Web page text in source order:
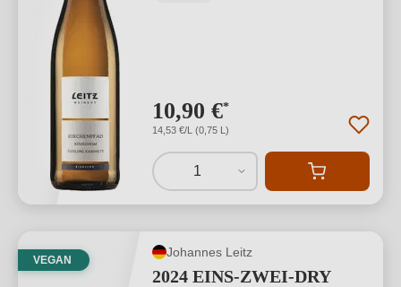
10,90 €*
14,53 €/L (0,75 L)
1
VEGAN
Johannes Leitz
2024 EINS-ZWEI-DRY